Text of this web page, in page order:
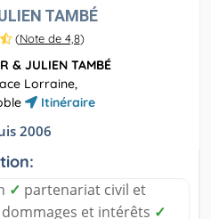
TAMBÉ
(Note de 4,8)
& JULIEN TAMBÉ
Lorraine,
Itinéraire
2006
✓ partenariat civil et
dommages et intérêts ✓